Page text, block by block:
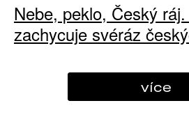
Nebe, peklo, Český
zachycuje svéráz
více